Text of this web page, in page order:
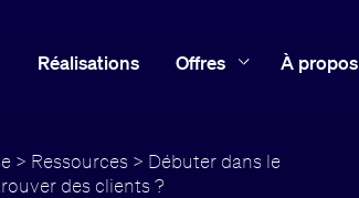
Réalisations Offres À propos
> Ressources > Débuter dans le
des clients ?